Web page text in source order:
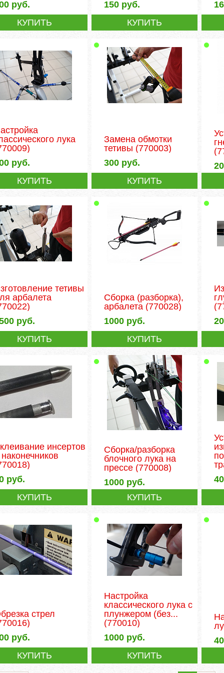
руб.
КУПИТЬ
150 руб.
КУПИТЬ
лука
руб.
КУПИТЬ
Замена обмотки
тетивы (770003)
300 руб.
КУПИТЬ
тетивы
арбалета
руб.
КУПИТЬ
Сборка (разборка),
арбалета (770028)
1000 руб.
КУПИТЬ
инсертов
руб.
КУПИТЬ
Сборка/разборка
блочного лука на
прессе (770008)
1000 руб.
КУПИТЬ
стрел
руб.
КУПИТЬ
Настройка
классического лука с
плунжером (без...
(770010)
1000 руб.
КУПИТЬ